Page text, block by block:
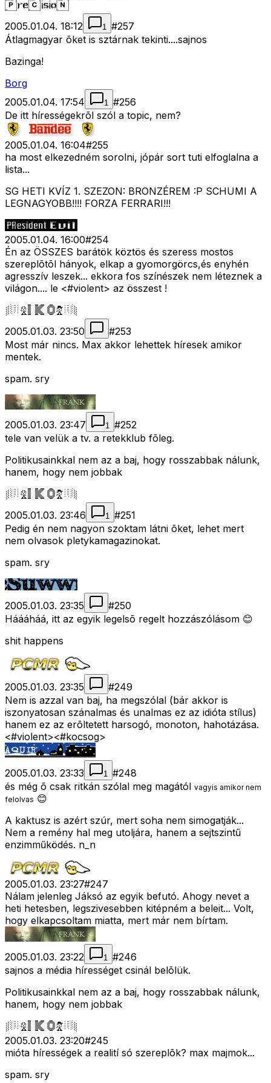
2005.01.04. 18:12 1 #257
Átlagmagyar õket is sztárnak tekinti....sajnos
Bazinga!
Borg
2005.01.04. 17:54
1 #256
De itt hírességekrõl szól a topic, nem?
2005.01.04. 16:04#255
ha most elkezedném sorolni, jópár sort tuti elfoglalna a
lista...
SG HETI KVÍZ 1. SZEZON: BRONZÉREM :P SCHUMI A
LEGNAGYOBB!!!! FORZA FERRARI!!!
2005.01.04. 16:00#254
Én az ÖSSZES barátök köztös és szeress mostos
szereplõtõl hányok, elkap a gyomorgörcs,és enyhén
agresszív leszek... ekkora fos színészek nem léteznek a
világon.... le <#violent> az összest !
2005.01.03. 23:50 #253
Most már nincs. Max akkor lehettek híresek amikor
mentek.
spam. sry
2005.01.03. 23:47 1 #252
tele van velük a tv. a retekklub fõleg.
Politikusainkkal nem az a baj, hogy rosszabbak nálunk,
hanem, hogy nem jobbak
2005.01.03. 23:46 1 #251
Pedig én nem nagyon szoktam látni õket, lehet mert
nem olvasok pletykamagazinokat.
spam. sry
2005.01.03. 23:35 #250
Háááháá, itt az egyik legelsõ regelt hozzászólásom 😊
shit happens
2005.01.03. 23:35 #249
Nem is azzal van baj, ha megszólal (bár akkor is
iszonyatosan szánalmas és unalmas ez az idióta stílus)
hanem ez az erõltetett harsogó, monoton, hahotázása.
<#violent><#kocsog>
2005.01.03. 23:33 1 #248
és még õ csak ritkán szólal meg magától vagyis amikor nem
felolvas 😊
A kaktusz is azért szúr, mert soha nem simogatják...
Nem a remény hal meg utoljára, hanem a sejtszintű
enzimműködés. n_n
2005.01.03. 23:27#247
Nálam jelenleg Jáksó az egyik befutó. Ahogy nevet a
heti hetesben, legszivesebben kitépném a beleit... Volt,
hogy elkapcsoltam miatta, mert már nem bírtam.
2005.01.03. 23:22 1 #246
sajnos a média hírességet csinál belõlük.
Politikusainkkal nem az a baj, hogy rosszabbak nálunk,
hanem, hogy nem jobbak
2005.01.03. 23:20#245
mióta hírességek a realití só szereplõk? max majmok...
spam. sry